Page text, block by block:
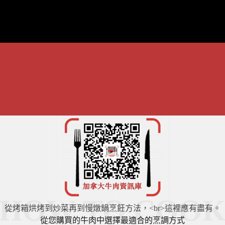
TO
從烤箱烘烤到炒菜再到慢燉鍋烹飪方法，<br>這裡應有盡有。
從您購買的牛肉中選擇最適合的烹調方式